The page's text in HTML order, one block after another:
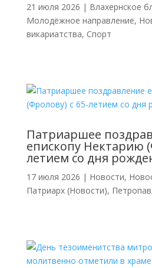
21 июля 2026 | Влахернское
Молодёжное направление,
викариатства, Спорт
Патриаршее
епископу Нектарию
летием со дня
17 июля 2026 | Новости,
Патриарх (Новости),